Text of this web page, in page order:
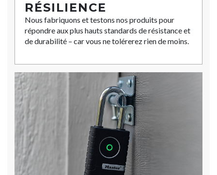
RÉSILIENCE
Nous fabriquons et testons nos produits pour
répondre aux plus hauts standards de résistance et
de durabilité – car vous ne tolérerez rien de moins.